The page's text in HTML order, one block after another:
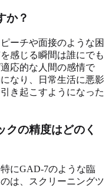
か？
ーチや面接のような困
感じる瞬間は誰にでも
応的な人間の感情で
なり、日常生活に悪影
き起こすようになった
クの精度はどのく
にGAD-7のような臨
は、スクリーニングツ